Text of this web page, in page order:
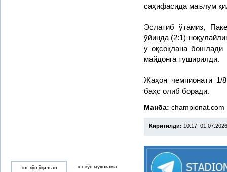
энг кўп ўқилган
энг кўп муҳокама
саҳифасида маълум
Эслатиб ўтамиз,
ўйинда (2:1)
у оқсоқлана бошлади
майдонга туширилди.
Жаҳон чемпионати 1/
баҳс олиб боради.
Манба: championat.com
Киритилди: 10:17,